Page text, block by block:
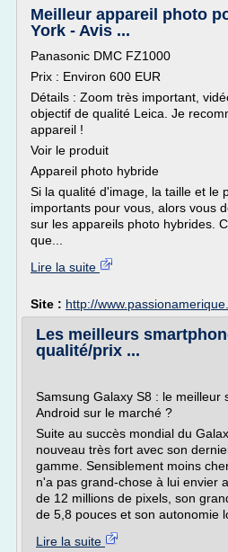
Meilleur appareil photo
York - Avis ...
Panasonic DMC FZ1000
Prix : Environ 600 EUR
Détails : Zoom très important,
objectif de qualité Leica. Je
appareil !
Voir le produit
Appareil photo hybride
Si la qualité d'image, la taille et le
importants pour vous, alors vous
sur les appareils photo hybrides.
que...
Lire la suite
Site : http://
Les meilleurs
qualité/prix ...
Samsung Galaxy S8 : le meilleur
Android sur le marché ?
Suite au succès mondial du
nouveau très fort avec son
gamme. Sensiblement moins
n'a pas grand-chose à lui envier
de 12 millions de pixels, son
de 5,8 pouces et son autonomie
Lire la suite